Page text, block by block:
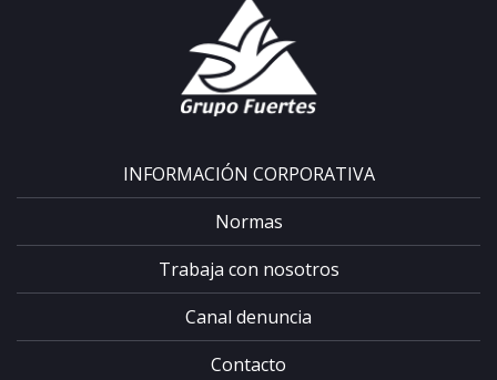
INFORMACIÓN CORPORATIVA
Normas
Trabaja con nosotros
Canal denuncia
Contacto